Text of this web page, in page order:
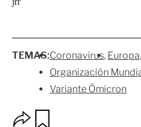
TEMAS:Coronavirus Europa
Organización
Variante Ómicron